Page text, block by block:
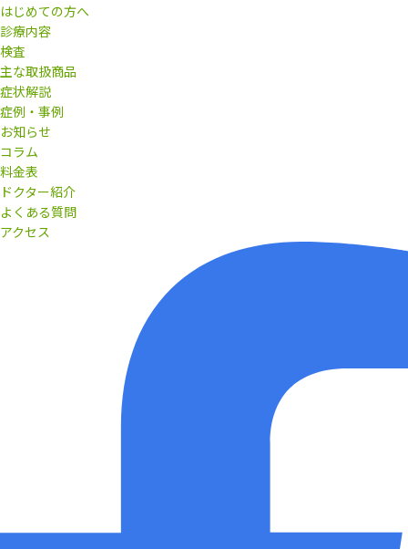
はじめての方へ
診療内容
検査
主な取扱商品
症状解説
症例・事例
お知らせ
コラム
料金表
ドクター紹介
よくある質問
アクセス